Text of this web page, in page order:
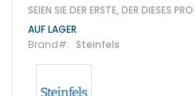
SEIEN SIE DER ERSTE, DER DIESES
AUF LAGER
Brand
Steinfels